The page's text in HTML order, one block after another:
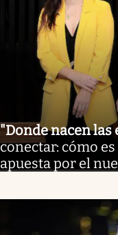
"Donde nacen las
conectar: cómo
apuesta por el